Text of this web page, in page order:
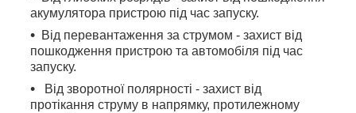
акумулятора пристрою під час запуску.
Від перевантаження за струмом - захист від
пошкодження пристрою та автомобіля під час
запуску.
Від зворотної полярності - захист від
протікання струму в напрямку, протилежному